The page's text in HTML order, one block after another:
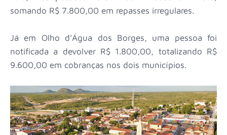
somando R$ 7.800,00 em repasses irregulares.
Já em Olho d’Água dos Borges, uma pessoa foi
notificada a devolver R$ 1.800,00, totalizando R$
9.600,00 em cobranças nos dois municípios.